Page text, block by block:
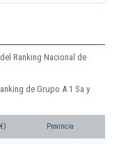
Ranking Nacional de
de Grupo A 1 Sa y
Provincia